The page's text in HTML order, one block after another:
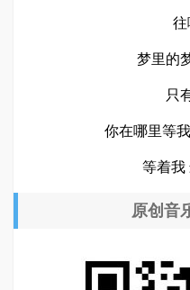
往
梦里的
只
你在哪里等
等着我
原创音